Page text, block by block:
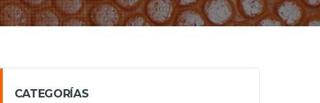
CATEGORÍAS